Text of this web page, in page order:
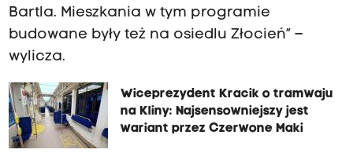
Bartla. Mieszkania w tym programie
budowane były też na osiedlu Złocień” –
wylicza.
Wiceprezydent Kracik o tramwaju
na Kliny: Najsensowniejszy jest
wariant przez Czerwone Maki